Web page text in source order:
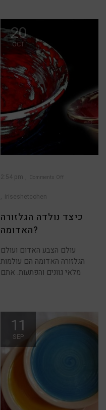
20
OCT
2:54 pm Comments Off
iriseshetcohen
כיצד נולדה הגלזורה
האדומה?
עולם הצבע האדום ועולם
הגלזורה האדומה הם עולמות
מלאי גוונים והפתעות. אתם
11
SEP